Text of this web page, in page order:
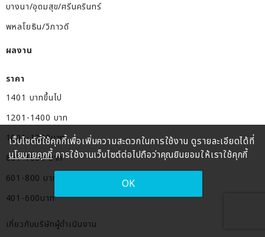
เว็บไซต์นี้ใช้คุกกี้เพื่อเพิ่มความสะดวกในการใช้งาน ดูรายละเอียดได้ที่
นโยบายคุกกี้การใช้งานเว็บไซต์ต่อไปถือว่าคุณยินยอมให้เราใช้คุกกี้
OK
บางนา/อุดมสุข/ศรีนครินทร์
พหลโยธิน/วิภาวดี
ผลงาน
ราคา
1401 บาทขึ้นไป
1201-1400 บาท
1001-1200บาท
801-1000 บาท
601-800 บาท
401-600บาท
เกี่ยวกับบริษัทผู้ดำเนินงาน